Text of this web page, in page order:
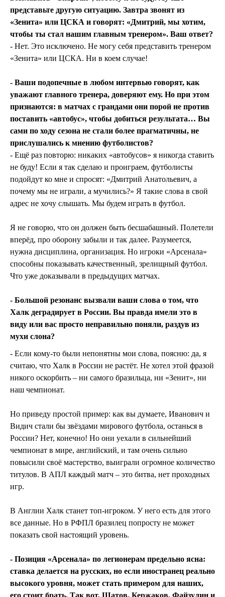
представьте другую ситуацию. Завтра звонят из
«Зенита» или ЦСКА и говорят: «Дмитрий, мы хотим,
чтобы ты стал нашим главным тренером». Ваш ответ?
- Нет. Это исключено. Не могу себя представить тренером
«Зенита» или ЦСКА. Ни в коем случае!
- Ваши подопечные в любом интервью говорят, как
уважают главного тренера, доверяют ему. Но при этом
признаются: в матчах с грандами они порой не против
поставить «автобус», чтобы добиться результата… Вы
сами по ходу сезона не стали более прагматичны, не
прислушались к мнению футболистов?
- Ещё раз повторю: никаких «автобусов» я никогда ставить
не буду! Если я так сделаю и проиграем, футболисты
подойдут ко мне и спросят: «Дмитрий Анатольевич, а
почему мы не играли, а мучились?» Я такие слова в свой
адрес не хочу слышать. Мы будем играть в футбол.
Я не говорю, что он должен быть бесшабашный. Полетели
вперёд, про оборону забыли и так далее. Разумеется,
нужна дисциплина, организация. Но игроки «Арсенала»
способны показывать качественный, зрелищный футбол.
Что уже доказывали в предыдущих матчах.
- Большой резонанс вызвали ваши слова о том, что
Халк деградирует в России. Вы правда имели это в
виду или вас просто неправильно поняли, раздув из
мухи слона?
- Если кому-то были непонятны мои слова, поясню: да, я
считаю, что Халк в России не растёт. Не хотел этой фразой
никого оскорбить – ни самого бразильца, ни «Зенит», ни
наш чемпионат.
Но приведу простой пример: как вы думаете, Иванович и
Видич стали бы звёздами мирового футбола, останься в
России? Нет, конечно! Но они уехали в сильнейший
чемпионат в мире, английский, и там очень сильно
повысили своё мастерство, выиграли огромное количество
титулов. В АПЛ каждый матч – это битва, нет проходных
игр.
В Англии Халк станет топ-игроком. У него есть для этого
все данные. Но в РФПЛ бразилец попросту не может
показать свой настоящий уровень.
- Позиция «Арсенала» по легионерам предельно ясна:
ставка делается на русских, но если иностранец реально
высокого уровня, может стать примером для наших,
его стоит брать. Так вот, Шатов, Кержаков, Файзулин и